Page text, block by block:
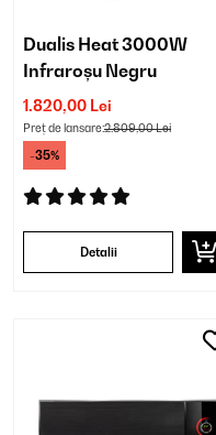
Dualis Heat 3000W
Infraroșu Negru
1.820,00 Lei
Preț de lansare:2.809,00 Lei
-35%
Detalii